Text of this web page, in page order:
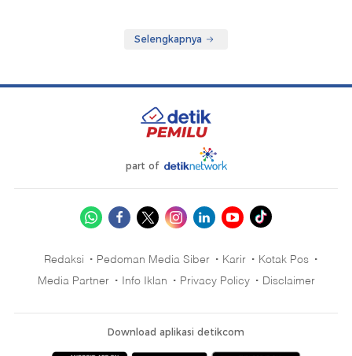
Selengkapnya
part of
Redaksi Pedoman Media Siber Karir
Kotak Pos
Media Partner
Info Iklan Privacy Policy Disclaimer
Download aplikasi detikcom